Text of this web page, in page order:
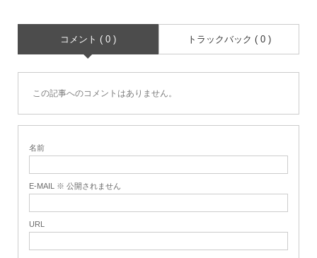
コメント ( 0 ) トラックバック ( 0 )
この記事へのコメントはありません。
名前
E-MAIL ※ 公開されません
URL